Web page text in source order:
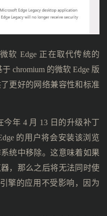
软 Edge 正在取代传统的
chromium 的微软 Edge 版
更好的网络兼容性和标准
年 4 月 13 日的升级补丁
的用户将会安装该浏览
统中移除。这意味着如果
，那么之后将无法同时使
擎的应用不受影响，因为